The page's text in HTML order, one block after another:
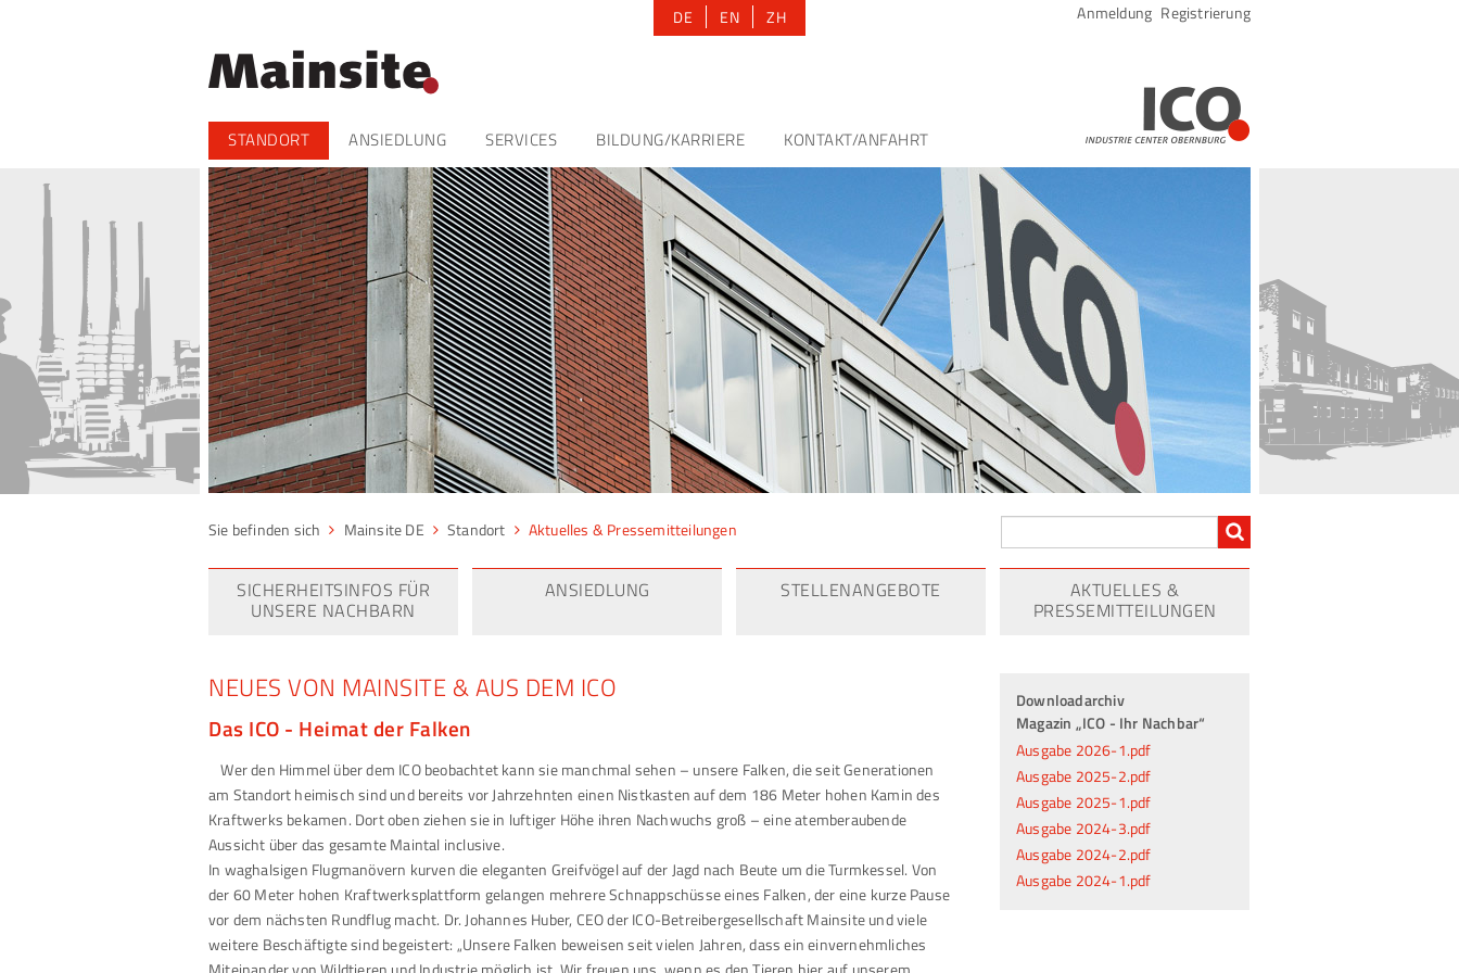
DE EN ZH Navigation
überspringen
Anmeldung Registrierung
Navigation
überspringen
STANDORT ANSIEDLUNG SERVICES BILDUNG/KARRIERE KONTAKT/ANFAHRT
Mainsite DE Standort Aktuelles & Pressemitteilungen
SICHERHEITSINFOS FÜR
UNSERE NACHBARN
ANSIEDLUNG STELLENANGEBOTE AKTUELLES &
PRESSEMITTEILUNGEN
NEUES VON MAINSITE & AUS DEM ICO
Das ICO - Heimat der Falken
Wer den Himmel über dem ICO beobachtet kann sie manchmal sehen – unsere Falken, die seit Generationen
am Standort heimisch sind und bereits vor Jahrzehnten einen Nistkasten auf dem 186 Meter hohen Kamin des
Kraftwerks bekamen. Dort oben ziehen sie in luftiger Höhe ihren Nachwuchs groß – eine atemberaubende
Aussicht über das gesamte Maintal inclusive.
In waghalsigen Flugmanövern kurven die eleganten Greifvögel auf der Jagd nach Beute um die Turmkessel. Von
der 60 Meter hohen Kraftwerksplattform gelangen mehrere Schnappschüsse eines Falken, der eine kurze Pause
vor dem nächsten Rundflug macht. Dr. Johannes Huber, CEO der ICO-Betreibergesellschaft Mainsite und viele
weitere Beschäftigte sind begeistert: „Unsere Falken beweisen seit vielen Jahren, dass ein einvernehmliches
Downloadarchiv
Magazin „ICO - Ihr Nachbar“
Ausgabe 2026-1.pdf
Ausgabe 2025-2.pdf
Ausgabe 2025-1.pdf
Ausgabe 2024-3.pdf
Ausgabe 2024-2.pdf
Ausgabe 2024-1.pdf